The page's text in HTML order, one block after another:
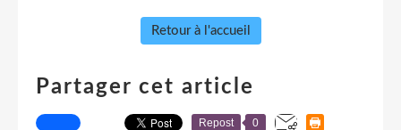
Retour à l'accueil
Partager cet article
Repost 0